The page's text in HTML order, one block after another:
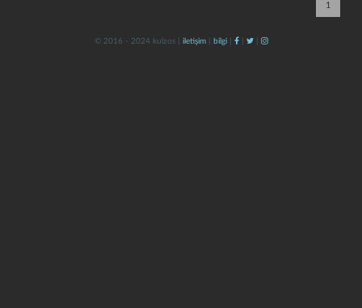
1
© 2016 - 2024 kulzos | iletişim| bilgi| | |